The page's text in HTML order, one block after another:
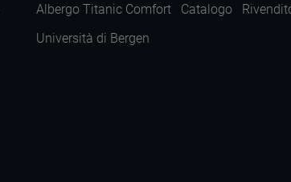
Albergo Titanic Comfort
Università di Bergen
Catalogo